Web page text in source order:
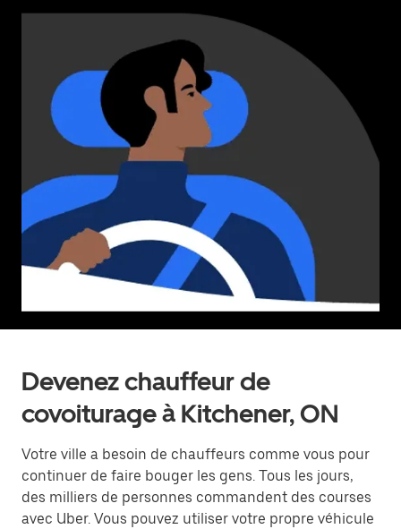
Devenez chauffeur de
covoiturage à Kitchener, ON
Votre ville a besoin de chauffeurs comme vous pour
continuer de faire bouger les gens. Tous les jours,
des milliers de personnes commandent des courses
avec Uber. Vous pouvez utiliser votre propre véhicule